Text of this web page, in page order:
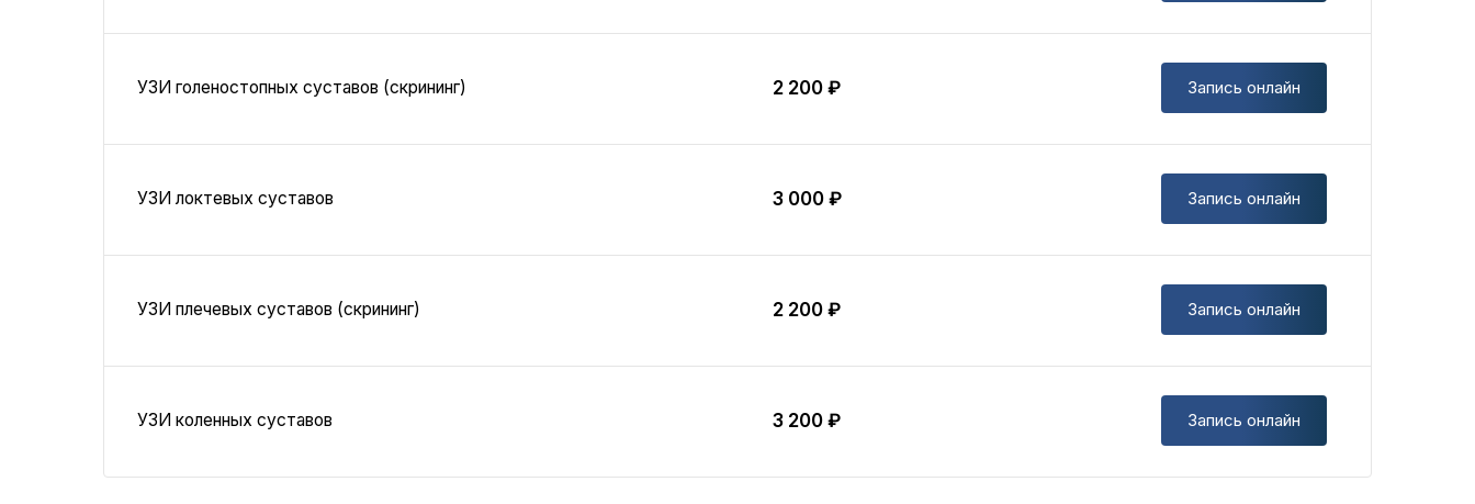
УЗИ голеностопных суставов (скрининг) 2 200 ₽ Запись онлайн
УЗИ локтевых суставов 3 000 ₽ Запись онлайн
УЗИ плечевых суставов (скрининг) 2 200 ₽ Запись онлайн
УЗИ коленных суставов 3 200 ₽ Запись онлайн